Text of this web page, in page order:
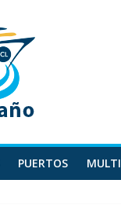
PUERTOS